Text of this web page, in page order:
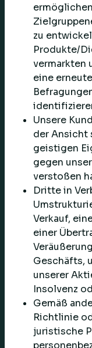
zu
Produkte/
vermarkten
eine
Unsere
der Ansicht
geistigen
gegen
verstoßen
Dritte in
Verkauf,
einer
Geschäfts,
unserer
Insolvenz
Gemäß
Richtlinie
juristische